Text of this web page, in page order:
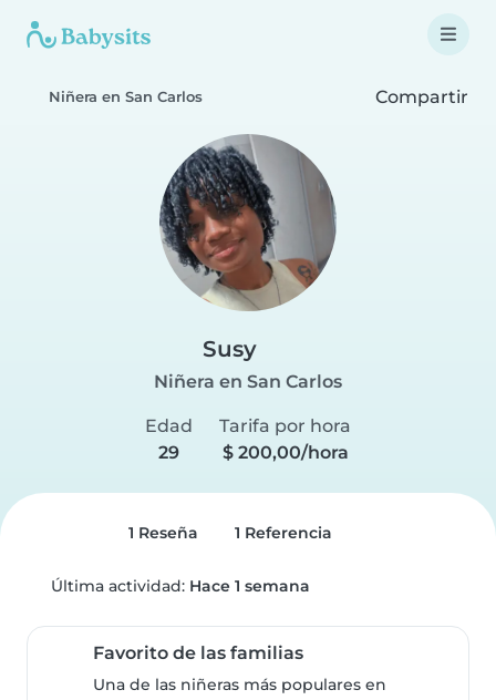
Niñera en San Carlos Compartir
Susy
Niñera en San Carlos
Edad
29
Tarifa por hora
$ 200,00/hora
1 Reseña 1 Referencia
Última actividad: Hace 1 semana
Favorito de las familias
Una de las niñeras más populares en